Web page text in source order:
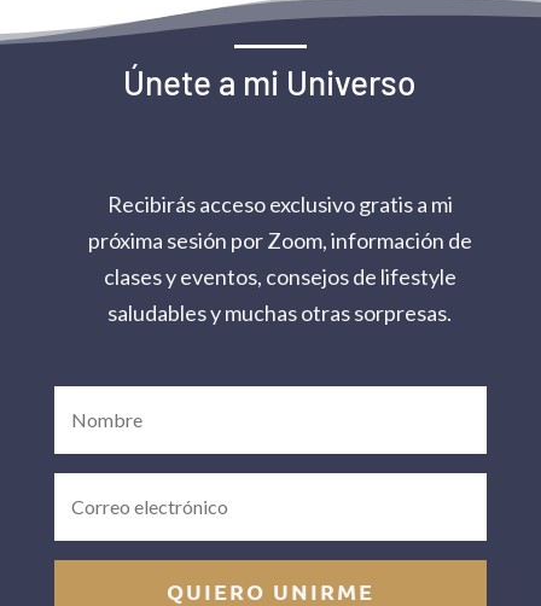
Únete a mi Universo
Recibirás acceso exclusivo gratis a mi
próxima sesión por Zoom, información de
clases y eventos, consejos de lifestyle
saludables y muchas otras sorpresas.
QUIERO UNIRME